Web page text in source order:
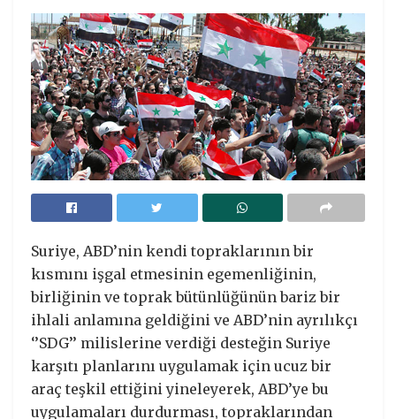
Suriye, ABD’nin kendi topraklarının bir
kısmını işgal etmesinin egemenliğinin,
birliğinin ve toprak bütünlüğünün bariz bir
ihlali anlamına geldiğini ve ABD’nin ayrılıkçı
‘’SDG’’ milislerine verdiği desteğin Suriye
karşıtı planlarını uygulamak için ucuz bir
araç teşkil ettiğini yineleyerek, ABD’ye bu
uygulamaları durdurması, topraklarından